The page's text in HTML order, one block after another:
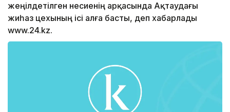
жеңілдетілген несиенің арқасында Ақтаудағы
жиһаз цехының ісі алға басты, деп хабарлады
www.24.kz.